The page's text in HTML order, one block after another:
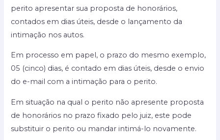
perito apresentar sua proposta de honorários,
contados em dias úteis, desde o lançamento da
intimação nos autos.
Em processo em papel, o prazo do mesmo exemplo,
05 (cinco) dias, é contado em dias úteis, desde o envio
do e-mail com a intimação para o perito.
Em situação na qual o perito não apresente proposta
de honorários no prazo fixado pelo juiz, este pode
substituir o perito ou mandar intimá-lo novamente.